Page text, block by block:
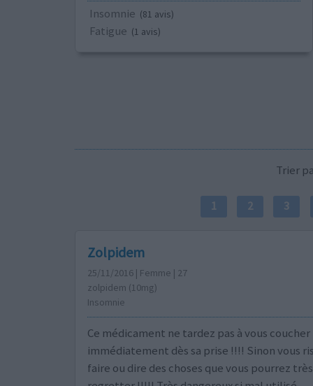
Insomnie (81 avis)
Fatigue (1 avis)
Trier
1 2 3
Zolpidem
25/11/2016 | Femme | 27
zolpidem (10mg)
Insomnie
Ce médicament ne tardez pas à vous coucher
immédiatement dès sa prise !!!! Sinon vous
faire ou dire des choses que vous pourrez